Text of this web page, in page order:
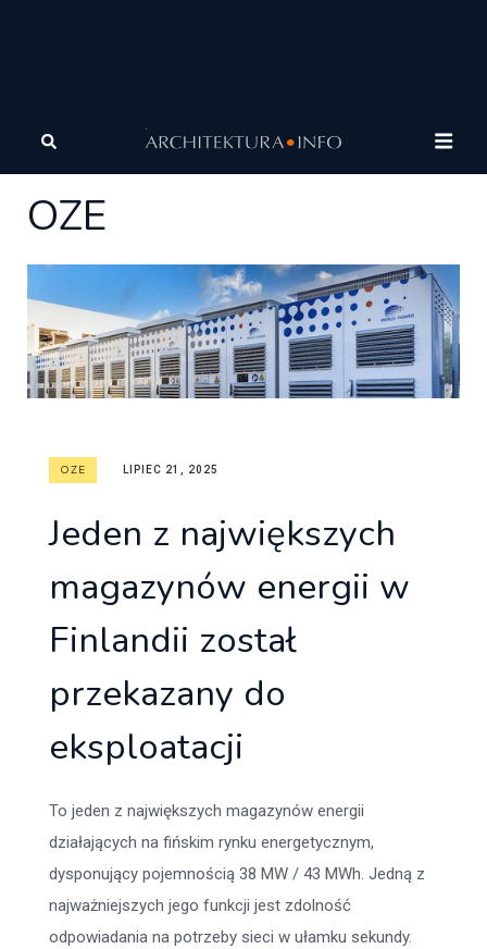
Architektura Architektura zrównoważona
OZE
OZE LIPIEC 21, 2025
Jeden z największych
magazynów energii w
Finlandii został
przekazany do
eksploatacji
To jeden z największych magazynów energii
działających na fińskim rynku energetycznym,
dysponujący pojemnością 38 MW / 43 MWh. Jedną z
najważniejszych jego funkcji jest zdolność
odpowiadania na potrzeby sieci w ułamku sekundy.